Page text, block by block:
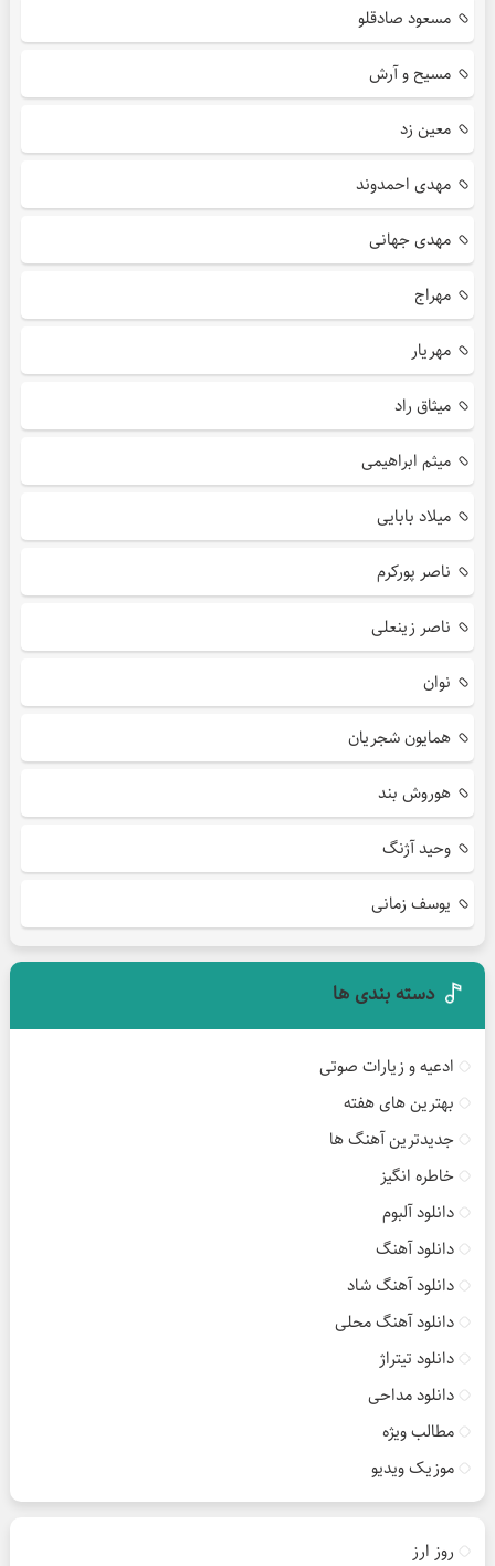
مسعود صادقلو
مسیح و آرش
معین زد
مهدی احمدوند
مهدی جهانی
مهراج
مهریار
میثاق راد
میثم ابراهیمی
میلاد بابایی
ناصر پورکرم
ناصر زینعلی
نوان
همایون شجریان
هوروش بند
وحید آژنگ
یوسف زمانی
دسته بندی ها
ادعیه و زیارات صوتی
بهترین های هفته
جدیدترین آهنگ ها
خاطره انگیز
دانلود آلبوم
دانلود آهنگ
دانلود آهنگ شاد
دانلود آهنگ محلی
دانلود تیتراژ
دانلود مداحی
مطالب ویژه
موزیک ویدیو
روز ارز